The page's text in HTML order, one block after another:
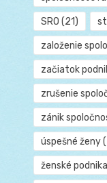
SRO (21)
založenie
začiatok
zrušenie
zánik
úspešné ženy
ženské